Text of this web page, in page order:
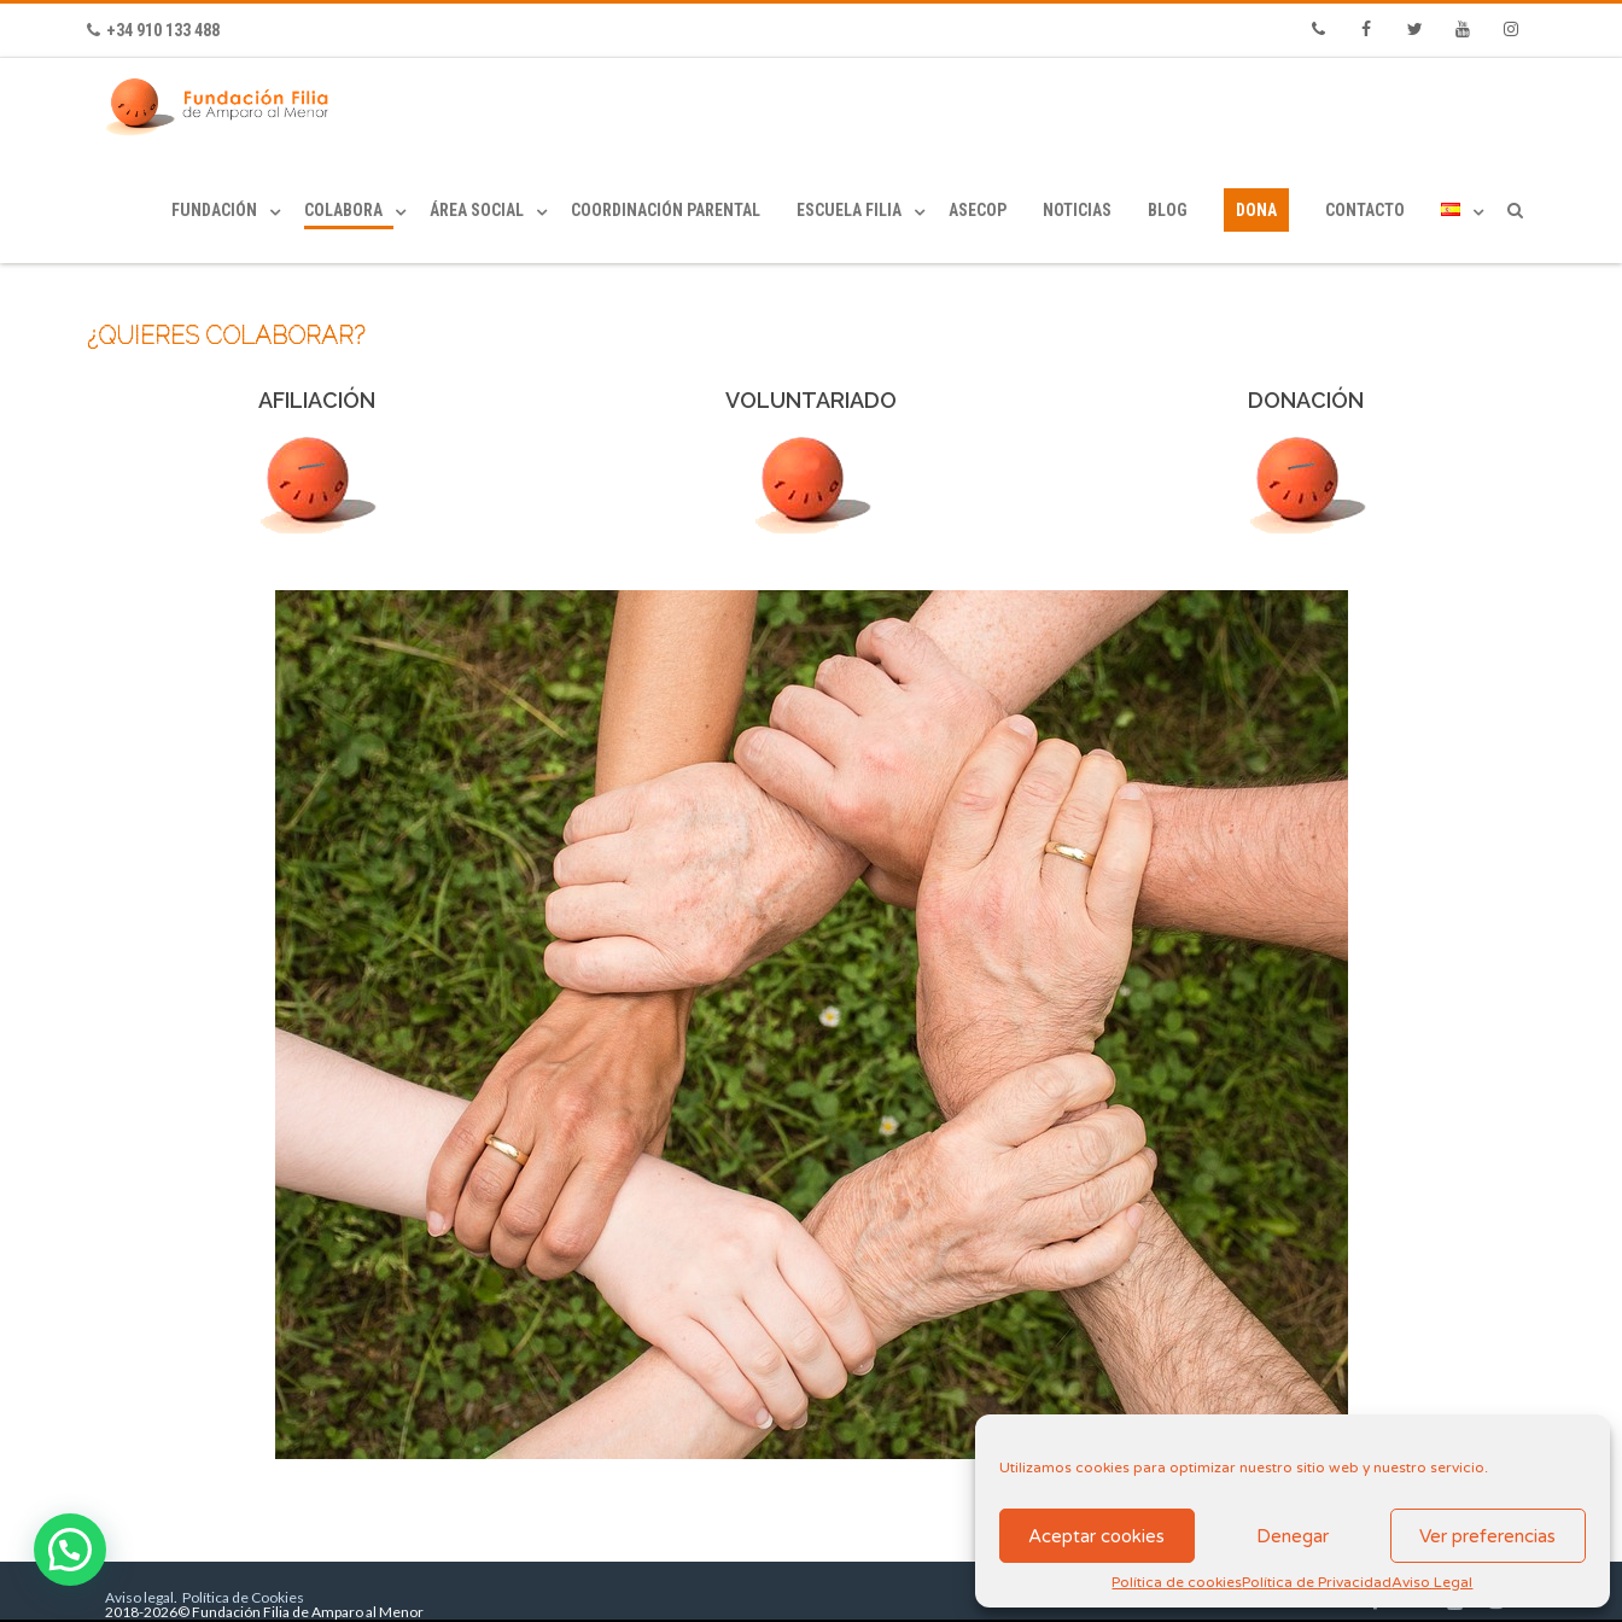
Utilizamos cookies para optimizar nuestro sitio web y nuestro servicio.
Aceptar cookies Denegar Ver preferencias
Política de cookiesPolítica de PrivacidadAviso Legal
+34 910 133 488
FUNDACIÓN COLABORA ÁREA SOCIAL COORDINACIÓN PARENTAL ESCUELA FILIA ASECOP NOTICIAS BLOG DONA CONTACTO
¿QUIERES COLABORAR?
AFILIACIÓN VOLUNTARIADO DONACIÓN
Aviso legal Política de Cookies
2018-2026© Fundación Filia de Amparo al Menor